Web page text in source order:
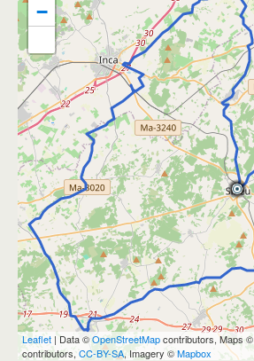
−
Leaflet | Data ©OpenStreetMapcontributors, Maps ©
contributors, CC-BY-SA, Imagery ©Mapbox